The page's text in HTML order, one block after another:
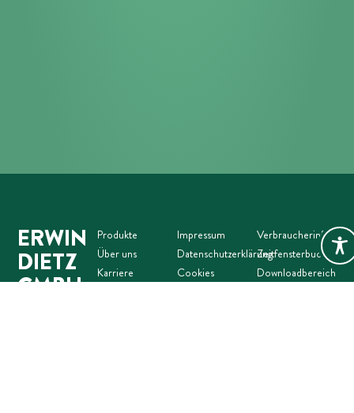
ERWIN
DIETZ
GMBH
Produkte
Über uns
Karriere
Impressum
Datenschutzerklärung
Cookies
Zeitfensterbuchung
Downloadbereich